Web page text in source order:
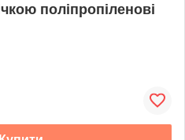
поліпропіленові